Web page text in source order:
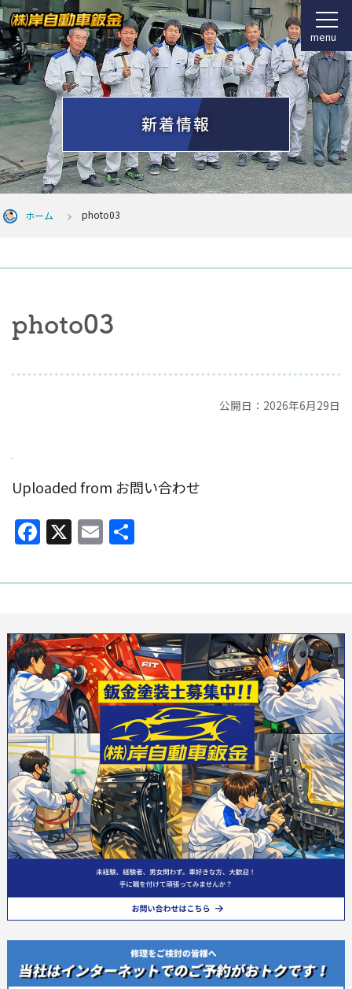
menu
新着情報
ホーム photo03
photo03
公開日：2026年6月29日
Uploaded from お問い合わせ
Facebook
X Email